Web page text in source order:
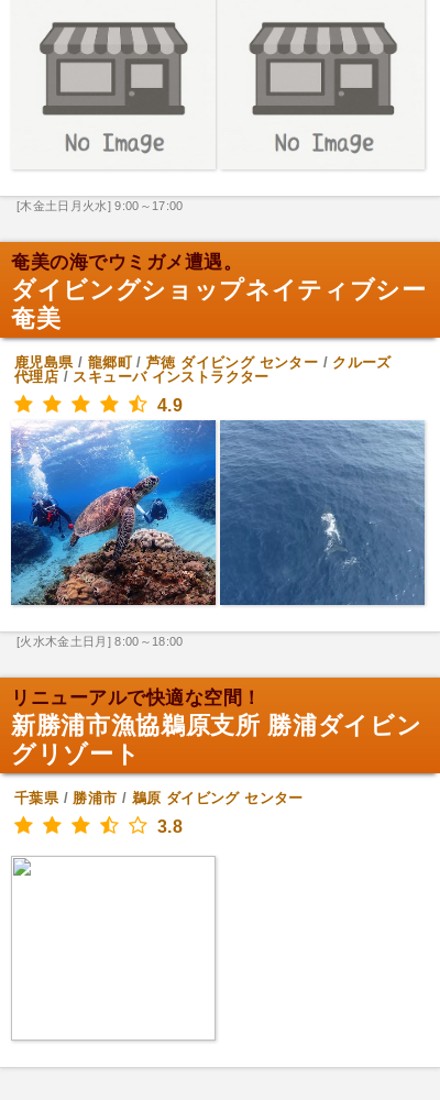
[木金土日月火水] 9:00～17:00
奄美の海でウミガメ遭遇。
ダイビングショップネイティブシー
奄美
鹿児島県/ 龍郷町/芦徳 ダイビング センター / クルーズ
代理店 / スキューバ インストラクター
4.9
[火水木金土日月] 8:00～18:00
リニューアルで快適な空間！
新勝浦市漁協鵜原支所 勝浦ダイビン
グリゾート
千葉県/ 勝浦市 / 鵜原 ダイビング センター
3.8